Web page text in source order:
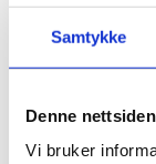
Samtykke
Denne
Vi bruker
Telefon 61 11 25 71
Tove Vesterås
Statsautorisert